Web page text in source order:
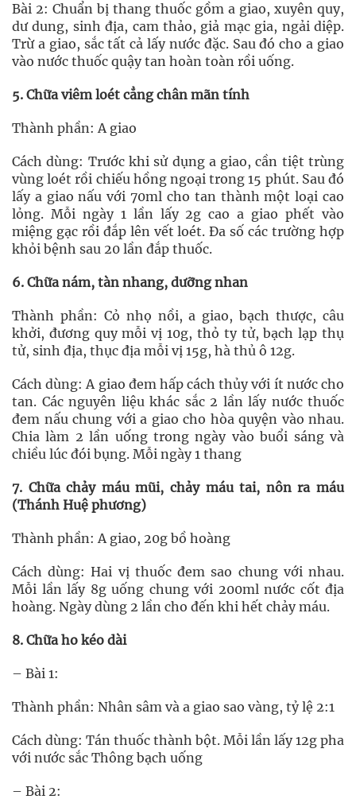
Bài 2: Chuẩn bị thang thuốc gồm a giao, xuyên quy,
dư dung, sinh địa, cam thảo, giả mạc gia, ngải diệp.
Trừ a giao, sắc tất cả lấy nước đặc. Sau đó cho a giao
vào nước thuốc quậy tan hoàn toàn rồi uống.
5. Chữa viêm loét cẳng chân mãn tính
Thành phần: A giao
Cách dùng: Trước khi sử dụng a giao, cần tiệt trùng
vùng loét rồi chiếu hồng ngoại trong 15 phút. Sau đó
lấy a giao nấu với 70ml cho tan thành một loại cao
lỏng. Mỗi ngày 1 lần lấy 2g cao a giao phết vào
miệng gạc rồi đắp lên vết loét. Đa số các trường hợp
khỏi bệnh sau 20 lần đắp thuốc.
6. Chữa nám, tàn nhang, dưỡng nhan
Thành phần: Cỏ nhọ nồi, a giao, bạch thược, câu
khởi, đương quy mỗi vị 10g, thỏ ty tử, bạch lạp thụ
tử, sinh địa, thục địa mỗi vị 15g, hà thủ ô 12g.
Cách dùng: A giao đem hấp cách thủy với ít nước cho
tan. Các nguyên liệu khác sắc 2 lần lấy nước thuốc
đem nấu chung với a giao cho hòa quyện vào nhau.
Chia làm 2 lần uống trong ngày vào buổi sáng và
chiều lúc đói bụng. Mỗi ngày 1 thang
7. Chữa chảy máu mũi, chảy máu tai, nôn ra máu
(Thánh Huệ phương)
Thành phần: A giao, 20g bồ hoàng
Cách dùng: Hai vị thuốc đem sao chung với nhau.
Mỗi lần lấy 8g uống chung với 200ml nước cốt địa
hoàng. Ngày dùng 2 lần cho đến khi hết chảy máu.
8. Chữa ho kéo dài
– Bài 1:
Thành phần: Nhân sâm và a giao sao vàng, tỷ lệ 2:1
Cách dùng: Tán thuốc thành bột. Mỗi lần lấy 12g pha
với nước sắc Thông bạch uống
– Bài 2: